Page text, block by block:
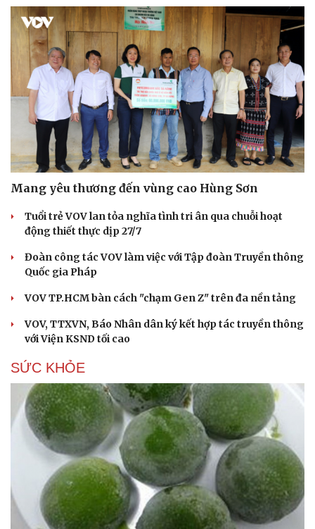
Mang yêu thương đến vùng cao Hùng Sơn
Tuổi trẻ VOV lan tỏa nghĩa tình tri ân qua chuỗi hoạt
động thiết thực dịp 27/7
Đoàn công tác VOV làm việc với Tập đoàn Truyền thông
Quốc gia Pháp
VOV TP.HCM bàn cách "chạm Gen Z" trên đa nền tảng
VOV, TTXVN, Báo Nhân dân ký kết hợp tác truyền thông
với Viện KSND tối cao
SỨC KHỎE